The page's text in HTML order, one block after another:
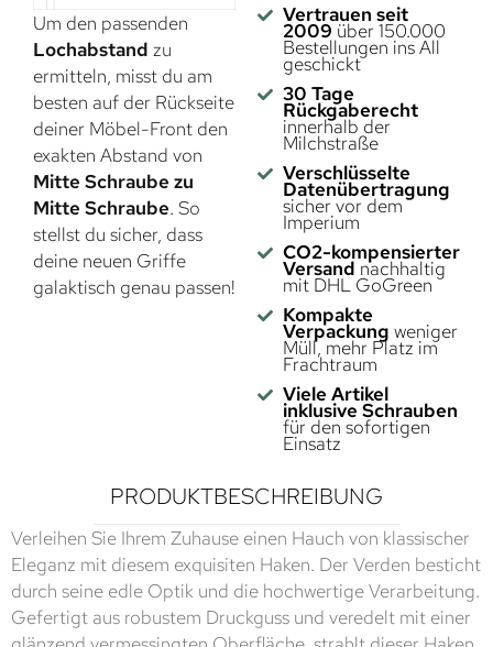
Um den passenden
Lochabstand zu
ermitteln, misst du am
besten auf der Rückseite
deiner Möbel-Front den
exakten Abstand von
Mitte Schraube zu
Mitte Schraube. So
stellst du sicher, dass
deine neuen Griffe
galaktisch genau passen!
Vertrauen seit
2009 über 150.000
Bestellungen ins All
geschickt
30 Tage
Rückgaberecht
innerhalb der
Milchstraße
Verschlüsselte
Datenübertragung
sicher vor dem
Imperium
CO2-kompensierter
Versand nachhaltig
mit DHL GoGreen
Kompakte
Verpackung weniger
Müll, mehr Platz im
Frachtraum
Viele Artikel
inklusive Schrauben
für den sofortigen
Einsatz
PRODUKTBESCHREIBUNG
Verleihen Sie Ihrem Zuhause einen Hauch von klassischer
Eleganz mit diesem exquisiten Haken. Der Verden besticht
durch seine edle Optik und die hochwertige Verarbeitung.
Gefertigt aus robustem Druckguss und veredelt mit einer